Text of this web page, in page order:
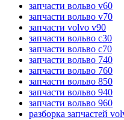
запчасти вольво v60
запчасти вольво v70
запчасти volvo v90
запчасти вольво c30
запчасти вольво c70
запчасти вольво 740
запчасти вольво 760
запчасти вольво 850
запчасти вольво 940
запчасти вольво 960
разборка запчастей